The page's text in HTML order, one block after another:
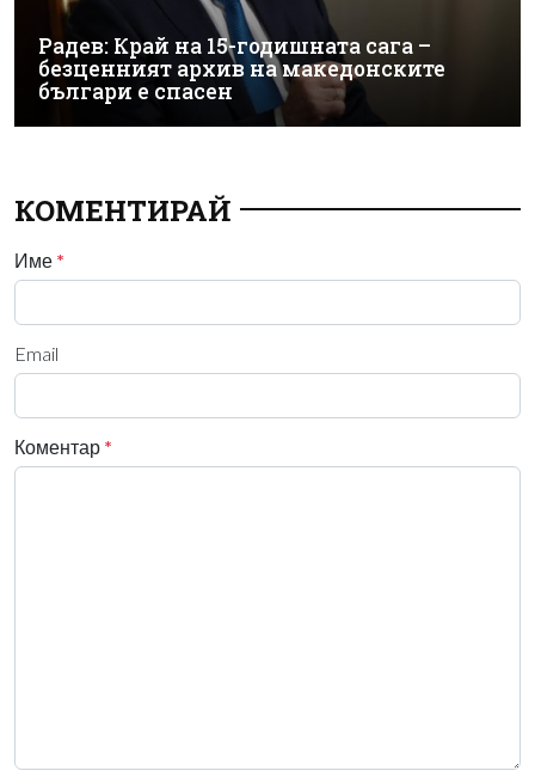
Радев: Край на 15-годишната сага –
безценният архив на македонските
българи е спасен
КОМЕНТИРАЙ
Име *
Email
Коментар *